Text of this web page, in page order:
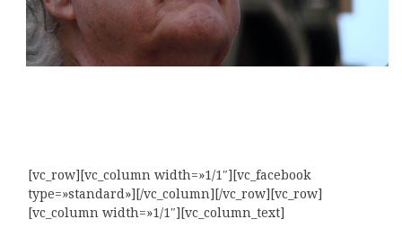
[vc_row][vc_column width=»1/1″][vc_facebook
type=»standard»][/vc_column][/vc_row][vc_row]
[vc_column width=»1/1″][vc_column_text]